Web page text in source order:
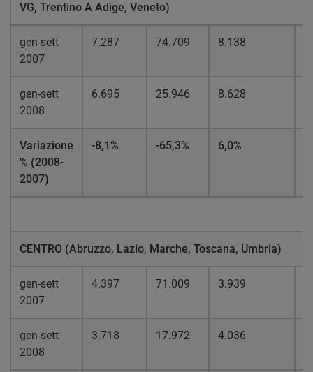
VG, Trentino A Adige, Veneto)
gen-sett
2007
7.287 74.709 8.138
gen-sett
2008
6.695 25.946 8.628
Variazione
% (2008-
2007)
-8,1% -65,3% 6,0%
CENTRO (Abruzzo, Lazio, Marche, Toscana, Umbria)
gen-sett
2007
4.397 71.009 3.939
gen-sett
2008
3.718 17.972 4.036